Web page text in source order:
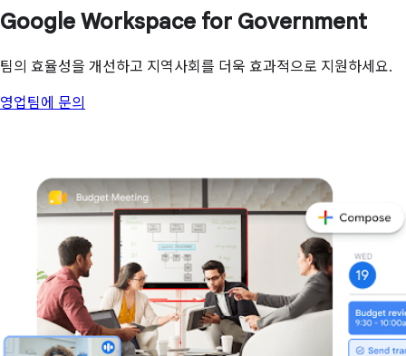
Google Workspace for Government
팀의 효율성을 개선하고 지역사회를 더욱 효과적으로 지원하세요.
영업팀에 문의